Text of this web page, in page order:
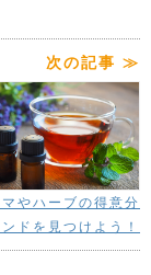
次の記事 ≫
やハーブの得意分
ドを見つけよう！